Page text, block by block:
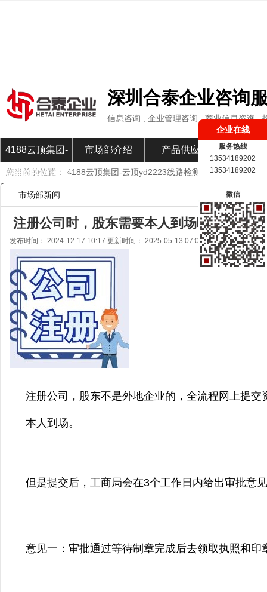
深圳合泰企业咨询
信息咨询 , 企业管理咨询 , 商业信息咨询 ,
4188云顶集团-
云顶yd2223线路
检测
市场部介绍 产品供应 市场部
您当前的位置： 4188云顶集团-云顶yd2223线路检测 市场部新闻»
市场部新闻
注册公司时，股东需要本人到场吗？-4188
发布时间： 2024-12-17 10:17 更新时间： 2025-05-13 07:04
注册公司，股东不是外地企业的，全流程网上提
本人到场。
但是提交后，工商局会在3个工作日内给出审批意
意见一：审批通过等待制章完成后去领取执照和印
企业在线
服务热线
13534189202
13534189202
微信